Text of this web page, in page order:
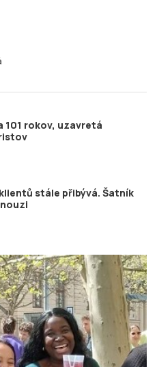
101 rokov, uzavretá
stále přibývá. Šatník